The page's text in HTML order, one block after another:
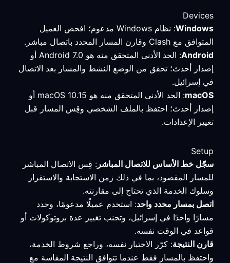
Devices
Windows
: نظام Windows مدعوم؛ افحص العميل
المتوافق مع Clash وقارن المسار المحدد باتصال مباشر.
Android
: الحد الأدنى المتحقق منه هو Android 7.0 أو
إصدار أحدث؛ تحقق من الوضع النشط والمسار بعد الاتصال
في إسرائيل.
macOS
: الحد الأدنى المتحقق منه هو macOS 10.15 أو
إصدار أحدث؛ احتفظ بالملف الشخصي وقِس المسار قبل
تغيير الإعدادات.
Setup
سجّل خط الأساس للاتصال المباشر : قِس الاتصال المباشر
للمسار المقصود، بما في ذلك زمن الاستجابة والاستقرار
وسلوك الخدمة الذي تحتاج إلى مقارنته.
اتصل بمسار محدد واحد: استخدم عميلًا مدعومًا، وحدد
مسارًا واحدًا في إسرائيل، وتجنب تغيير عدة بروتوكولات أو
قواعد في الوقت نفسه.
قارن النتيجة: كرّر الاختبار نفسه، وراجع شروط الخدمة،
واحتفظ بالمسار فقط عندما تتوافق النتيجة المقاسة مع